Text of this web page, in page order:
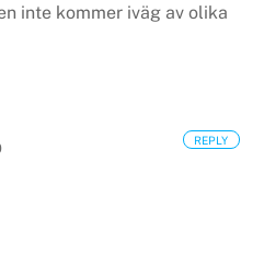
inte kommer iväg av olika
REPLY